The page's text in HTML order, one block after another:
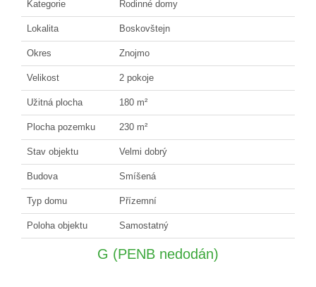
Kategorie Rodinné domy
Lokalita Boskovštejn
Okres Znojmo
Velikost 2 pokoje
Užitná plocha 180 m²
Plocha pozemku 230 m²
Stav objektu Velmi dobrý
Budova Smíšená
Typ domu Přízemní
Poloha objektu Samostatný
G (PENB nedodán)